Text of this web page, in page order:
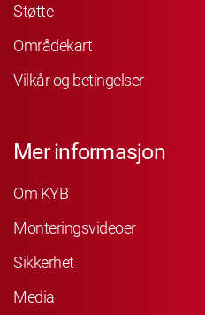
Støtte
Områdekart
Vilkår og betingelser
Mer informasjon
Om KYB
Monteringsvideoer
Sikkerhet
Media